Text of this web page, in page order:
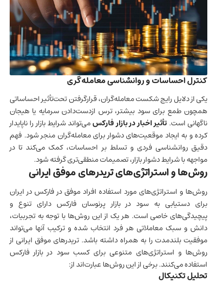
کنترل احساسات و روانشناسی معامله‌گری
یکی از دلایل رایج شکست معامله‌گران، قرارگرفتن تحت‌تأثیر احساساتی
همچون طمع برای سود بیشتر، ترس ازدست‌دادن سرمایه یا هیجان
ناگهانی است.تأثیر اخبار در بازار فارکسمی‌تواند شرایط بازار را ناپایدار
کرده و به ایجاد موقعیت‌های دشوار برای معامله‌گران منجر شود. فهم
دقیق روانشناسی فردی و تسلط بر احساسات، کمک می‌کند تا در
مواجهه با شرایط دشوار بازار، تصمیمات منطقی‌تری گرفته شود.
روش‌ها و استراتژی‌های تریدرهای موفق ایرانی
روش‌ها و استراتژی‌های مورد استفاده افراد موفق در فارکس در ایران
برای دستیابی به سود در بازار پرنوسان فارکس دارای تنوع و
پیچیدگی‌های خاصی است. هر یک از این روش‌ها با توجه به تجربیات،
دانش و سبک معاملاتی هر فرد انتخاب شده و ترکیب آنها می‌تواند
موفقیت بلندمدت را به همراه داشته باشد. تریدرهای موفق ایرانی از
روش‌ها و استراتژی‌های متنوعی برای کسب سود در بازار فارکس
استفاده می‌کنند. برخی از این روش‌ها عبارت‌اند از:
تحلیل تکنیکال